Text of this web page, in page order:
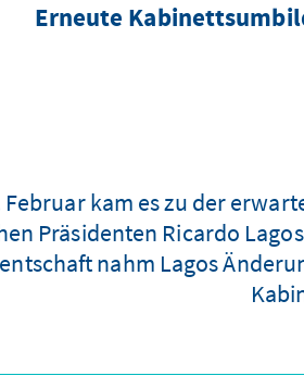
Erneute
Februar kam es zu der
Präsidenten Ricardo
nahm Lagos